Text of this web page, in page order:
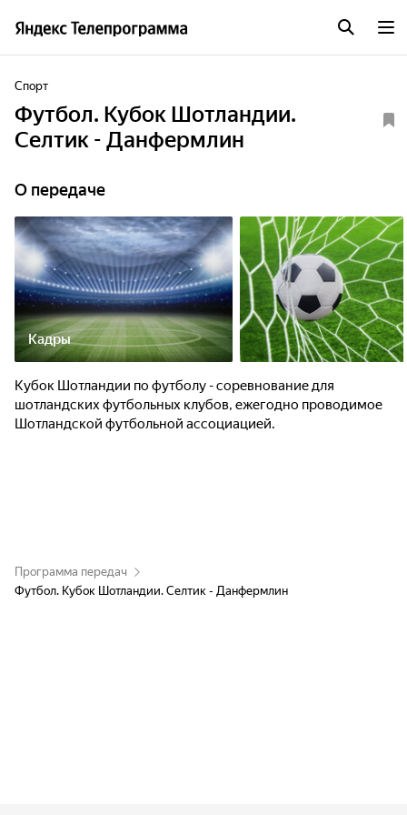
Спорт
Футбол. Кубок Шотландии.
Селтик - Данфермлин
О передаче
Кадры
Кубок Шотландии по футболу - соревнование для
шотландских футбольных клубов, ежегодно проводимое
Шотландской футбольной ассоциацией.
Программа передач
Футбол. Кубок Шотландии. Селтик - Данфермлин